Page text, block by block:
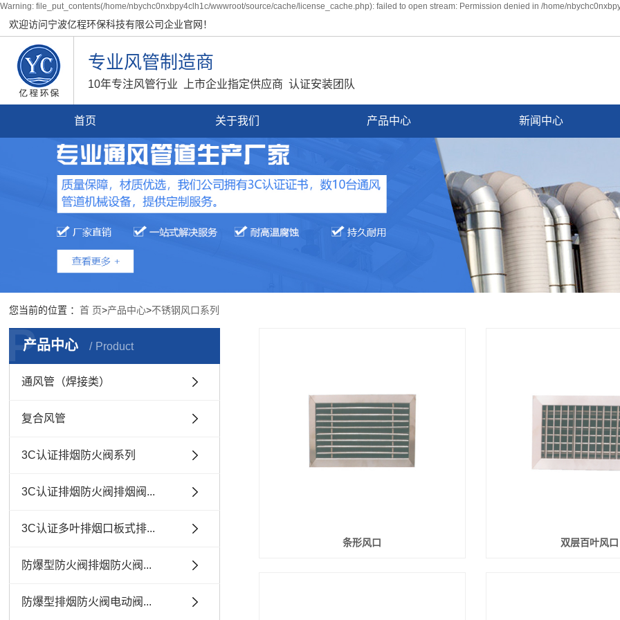
Warning: file_put_contents(/home/nbychc0nxbpy4clh1c/wwwroot/source/cache/license_cache.php): failed to open stream: Permission denied in /home/
欢迎访问宁波亿程环保科技有限公司企业官网！
专业风管制造商
10年专注风管行业 上市企业指定供应商 认证安装团队
首页 关于我们 产品中心 新闻中心
您当前的位置 ：首 页>产品中心>不锈钢风口系列
产品中心 Product
P
通风管（焊接类）
复合风管
3C认证排烟防火阀系列
3C认证排烟防火阀排烟阀...
3C认证多叶排烟口板式排...
防爆型防火阀排烟防火阀...
防爆型排烟防火阀电动阀...
条形风口 双层百叶风口